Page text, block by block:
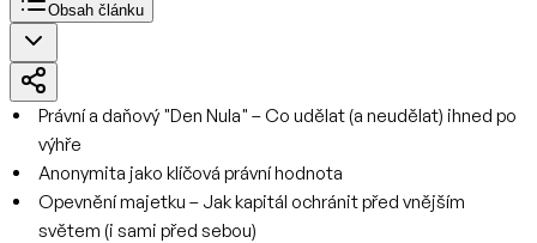
Obsah článku
Právní a daňový "Den Nula" – Co udělat (a neudělat) ihned po
výhře
Anonymita jako klíčová právní hodnota
Opevnění majetku – Jak kapitál ochránit před vnějším
světem (i sami před sebou)